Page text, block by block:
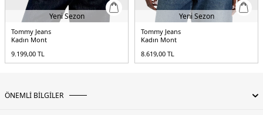
Yeni Sezon
Tommy Jeans
Kadın Mont
9.199,00 TL
Yeni Sezon
Tommy Jeans
Kadın Mont
8.619,00 TL
ÖNEMLİ BİLGİLER